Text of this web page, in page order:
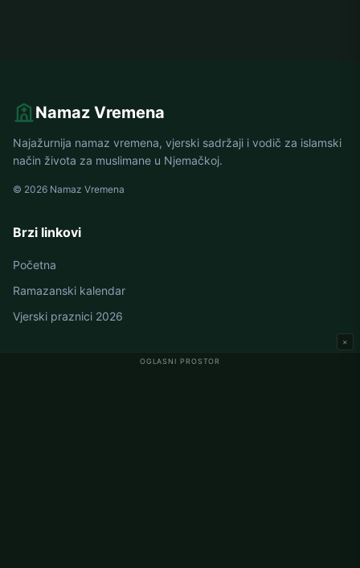
OGLASNI PROSTOR
×
Namaz Vremena
Najažurnija namaz vremena, vjerski sadržaji i vodič za islamski
način života za muslimane u Njemačkoj.
© 2026 Namaz Vremena
Brzi linkovi
Početna
Ramazanski kalendar
Vjerski praznici 2026
Namaz vremena u Njemačkoj